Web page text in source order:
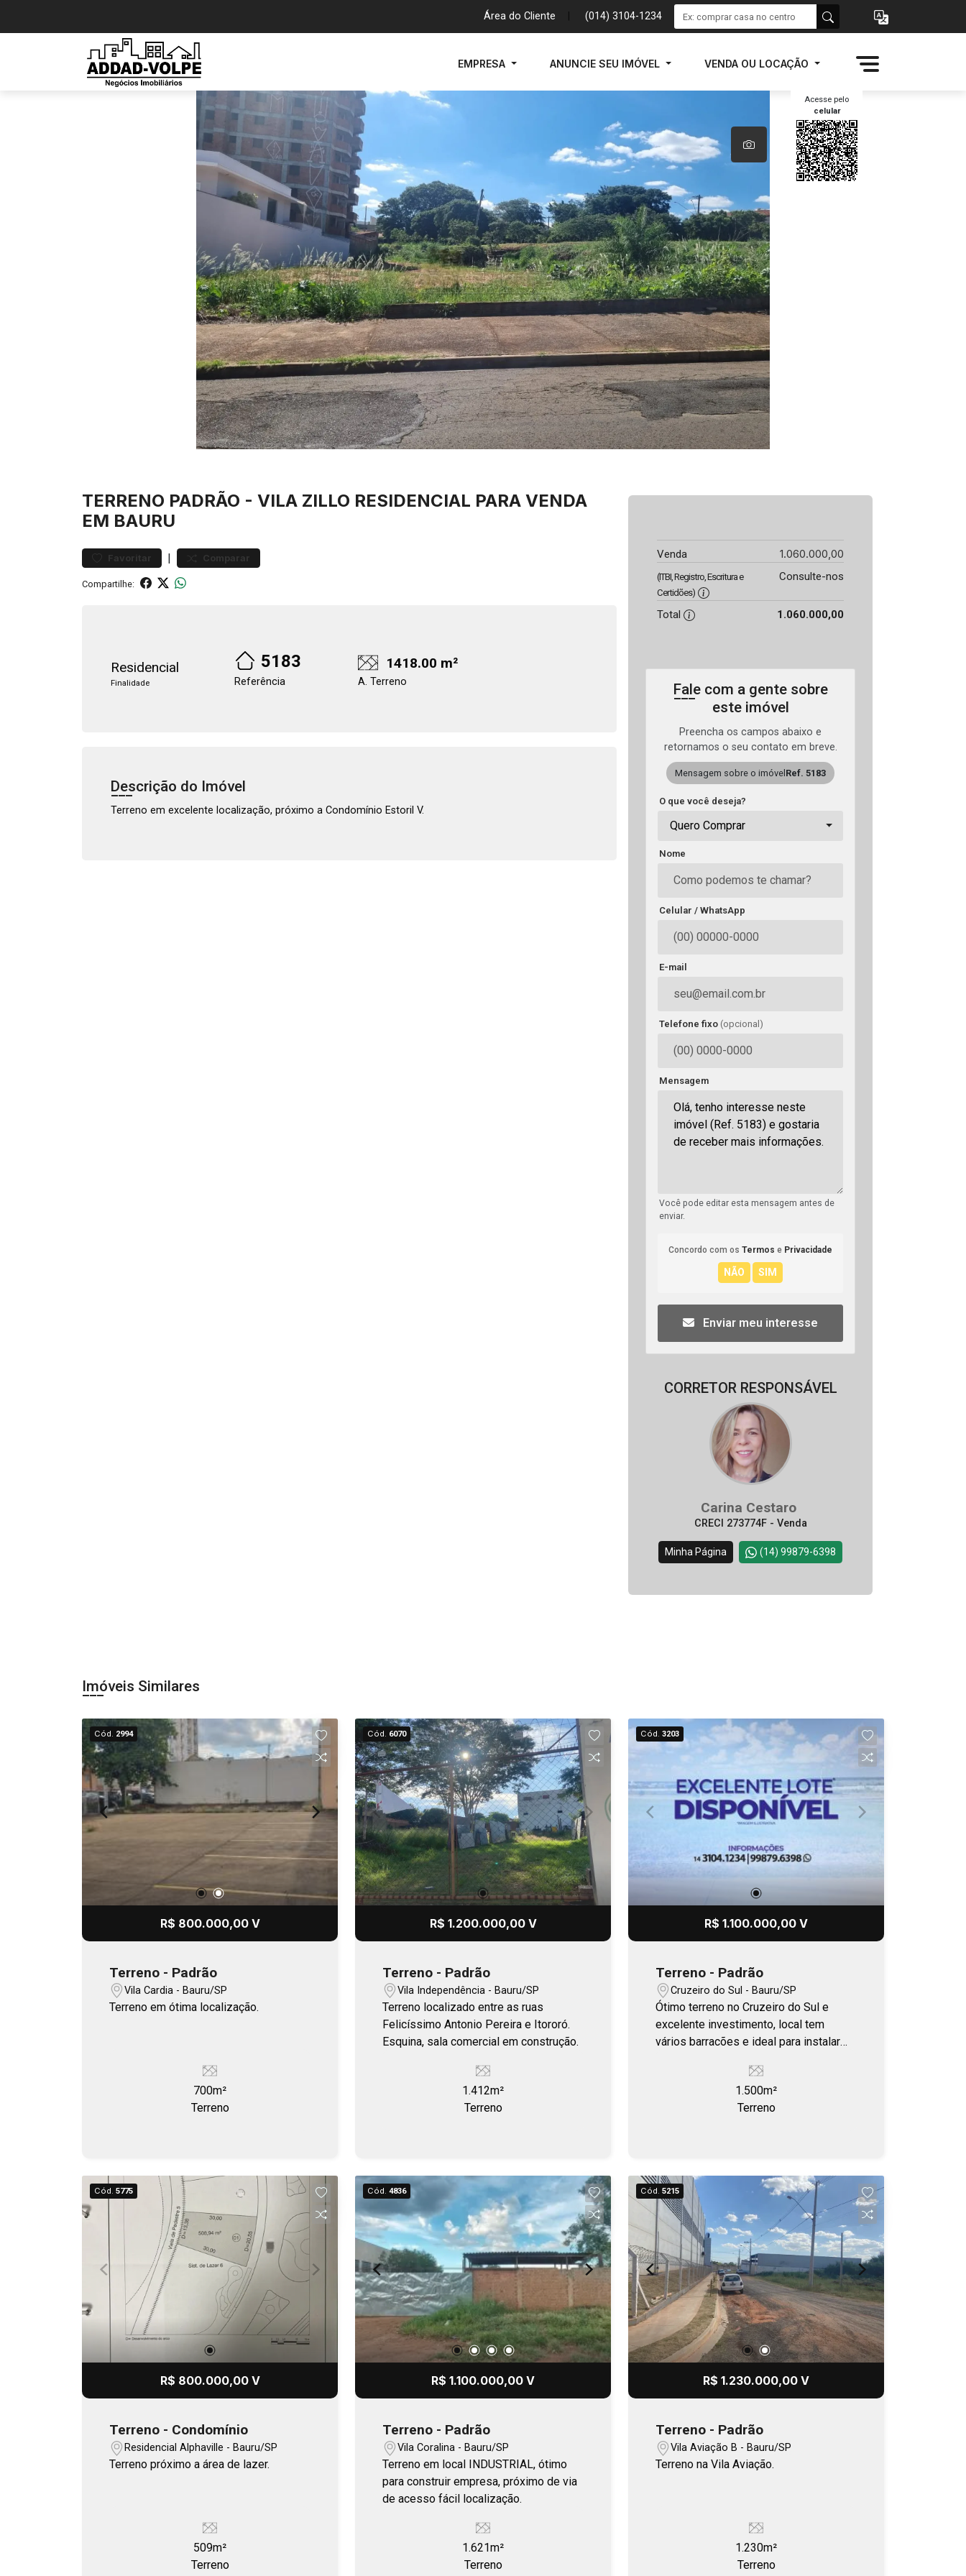
Área do Cliente (014) 3104-1234
EMPRESA ANUNCIE SEU IMÓVEL VENDA OU LOCAÇÃO
Acesse pelo
celular
TERRENO PADRÃO - VILA ZILLO RESIDENCIAL PARA VENDA
EM BAURU
Favoritar | Comparar
Compartilhe:
Residencial
Finalidade
5183
Referência
1418.00 m²
A. Terreno
Descrição do Imóvel
Terreno em excelente localização, próximo a Condomínio Estoril V.
Venda 1.060.000,00
(ITBI, Registro, Escritura e
Certidões)
Consulte-nos
Total 1.060.000,00
Fale com a gente sobre
este imóvel
Preencha os campos abaixo e
retornamos o seu contato em breve.
Mensagem sobre o imóvel Ref. 5183
O que você deseja?
Quero Comprar
Nome
Celular / WhatsApp
E-mail
Telefone fixo (opcional)
Mensagem
Você pode editar esta mensagem antes de
enviar.
Concordo com os Termos e Privacidade
Enviar meu interesse
CORRETOR RESPONSÁVEL
Carina Cestaro
CRECI 273774F - Venda
Minha Página (14) 99879-6398
Imóveis Similares
Cód. 2994
R$ 800.000,00 V
Terreno - Padrão
Vila Cardia - Bauru/SP
Terreno em ótima localização.
700m²
Terreno
Cód. 6070
R$ 1.200.000,00 V
Terreno - Padrão
Vila Independência - Bauru/SP
Terreno localizado entre as ruas
Felicíssimo Antonio Pereira e Itororó.
Esquina, sala comercial em construção.
1.412m²
Terreno
Cód. 3203
R$ 1.100.000,00 V
Terreno - Padrão
Cruzeiro do Sul - Bauru/SP
Ótimo terreno no Cruzeiro do Sul e
excelente investimento, local tem
vários barracões e ideal para instalar
1.500m²
Terreno
Cód. 5775
R$ 800.000,00 V
Terreno - Condomínio
Residencial Alphaville - Bauru/SP
Terreno próximo a área de lazer.
509m²
Terreno
Cód. 4836
R$ 1.100.000,00 V
Terreno - Padrão
Vila Coralina - Bauru/SP
Terreno em local INDUSTRIAL, ótimo
para construir empresa, próximo de via
de acesso fácil localização.
1.621m²
Terreno
Cód. 5215
R$ 1.230.000,00 V
Terreno - Padrão
Vila Aviação B - Bauru/SP
Terreno na Vila Aviação.
1.230m²
Terreno